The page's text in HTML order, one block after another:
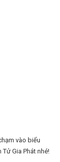
vào biểu
Gia Phát nhé!